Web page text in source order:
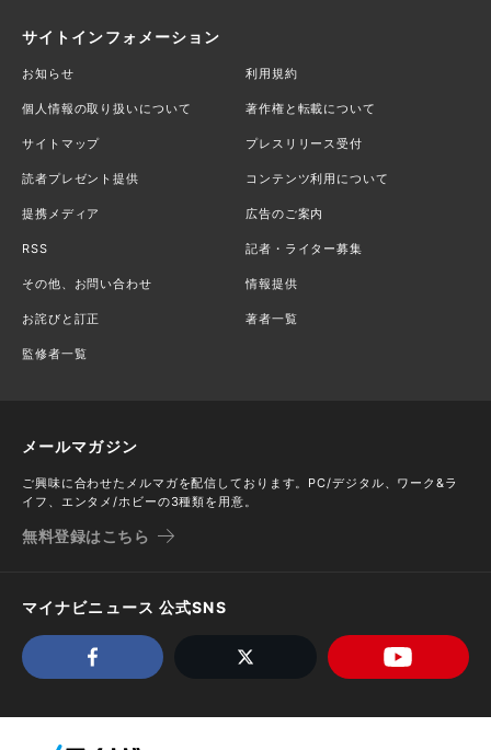
サイトインフォメーション
お知らせ 利用規約
個人情報の取り扱いについて 著作権と転載について
サイトマップ プレスリリース受付
読者プレゼント提供 コンテンツ利用について
提携メディア 広告のご案内
RSS 記者・ライター募集
その他、お問い合わせ 情報提供
お詫びと訂正 著者一覧
監修者一覧
メールマガジン
ご興味に合わせたメルマガを配信しております。PC/デジタル、ワーク&ラ
イフ、エンタメ/ホビーの3種類を用意。
無料登録はこちら
マイナビニュース 公式SNS